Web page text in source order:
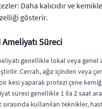
Daha kalıcıdır ve kemikle
gösterir.
Süreci
genellikle lokal veya genel
Cerrah, ağız içinden veya
kesi yaparak protezi çene
süresi genellikle 1 ila 2 saat
kullanılan teknikler,